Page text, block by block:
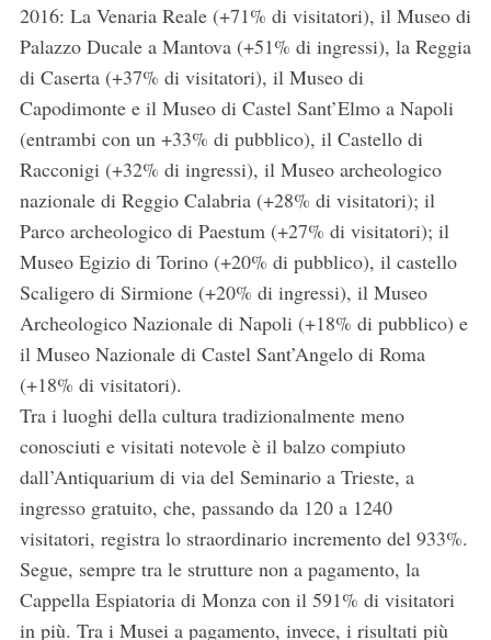
2016: La Venaria Reale (+71% di visitatori), il Museo di
Palazzo Ducale a Mantova (+51% di ingressi), la Reggia
di Caserta (+37% di visitatori), il Museo di
Capodimonte e il Museo di Castel Sant’Elmo a Napoli
(entrambi con un +33% di pubblico), il Castello di
Racconigi (+32% di ingressi), il Museo archeologico
nazionale di Reggio Calabria (+28% di visitatori); il
Parco archeologico di Paestum (+27% di visitatori); il
Museo Egizio di Torino (+20% di pubblico), il castello
Scaligero di Sirmione (+20% di ingressi), il Museo
Archeologico Nazionale di Napoli (+18% di pubblico) e
il Museo Nazionale di Castel Sant’Angelo di Roma
(+18% di visitatori).
Tra i luoghi della cultura tradizionalmente meno
conosciuti e visitati notevole è il balzo compiuto
dall’Antiquarium di via del Seminario a Trieste, a
ingresso gratuito, che, passando da 120 a 1240
visitatori, registra lo straordinario incremento del 933%.
Segue, sempre tra le strutture non a pagamento, la
Cappella Espiatoria di Monza con il 591% di visitatori
in più. Tra i Musei a pagamento, invece, i risultati più